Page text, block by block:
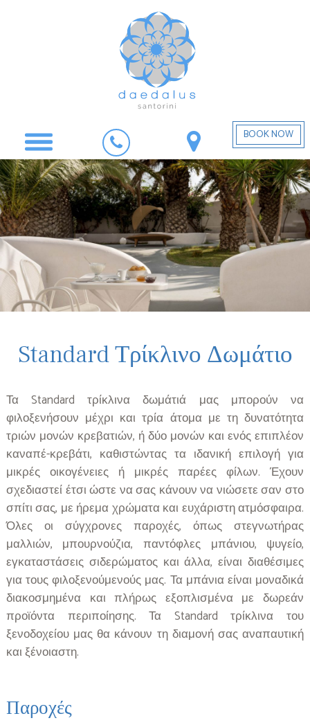
BOOK NOW
Standard Τρίκλινο Δωμάτιο
Τα Standard τρίκλινα δωμάτιά μας μπορούν να
φιλοξενήσουν μέχρι και τρία άτομα με τη δυνατότητα
τριών μονών κρεβατιών, ή δύο μονών και ενός επιπλέον
καναπέ-κρεβάτι, καθιστώντας τα ιδανική επιλογή για
μικρές οικογένειες ή μικρές παρέες φίλων. Έχουν
σχεδιαστεί έτσι ώστε να σας κάνουν να νιώσετε σαν στο
σπίτι σας, με ήρεμα χρώματα και ευχάριστη ατμόσφαιρα.
Όλες οι σύγχρονες παροχές, όπως στεγνωτήρας
μαλλιών, μπουρνούζια, παντόφλες μπάνιου, ψυγείο,
εγκαταστάσεις σιδερώματος και άλλα, είναι διαθέσιμες
για τους φιλοξενούμενούς μας. Τα μπάνια είναι μοναδικά
διακοσμημένα και πλήρως εξοπλισμένα με δωρεάν
προϊόντα περιποίησης. Τα Standard τρίκλινα του
ξενοδοχείου μας θα κάνουν τη διαμονή σας αναπαυτική
και ξένοιαστη.
Παροχές